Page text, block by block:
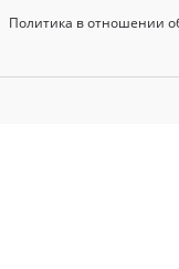
Политика в отношении